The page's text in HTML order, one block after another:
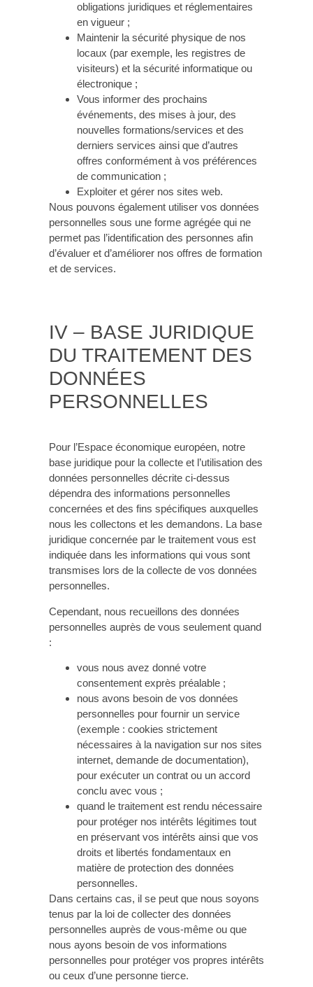
obligations juridiques et réglementaires
en vigueur ;
Maintenir la sécurité physique de nos
locaux (par exemple, les registres de
visiteurs) et la sécurité informatique ou
électronique ;
Vous informer des prochains
événements, des mises à jour, des
nouvelles formations/services et des
derniers services ainsi que d’autres
offres conformément à vos préférences
de communication ;
Exploiter et gérer nos sites web.
Nous pouvons également utiliser vos données
personnelles sous une forme agrégée qui ne
permet pas l’identification des personnes afin
d’évaluer et d’améliorer nos offres de formation
et de services.
IV – BASE JURIDIQUE
DU TRAITEMENT DES
DONNÉES
PERSONNELLES
Pour l’Espace économique européen, notre
base juridique pour la collecte et l’utilisation des
données personnelles décrite ci-dessus
dépendra des informations personnelles
concernées et des fins spécifiques auxquelles
nous les collectons et les demandons. La base
juridique concernée par le traitement vous est
indiquée dans les informations qui vous sont
transmises lors de la collecte de vos données
personnelles.
Cependant, nous recueillons des données
personnelles auprès de vous seulement quand
:
vous nous avez donné votre
consentement exprès préalable ;
nous avons besoin de vos données
personnelles pour fournir un service
(exemple : cookies strictement
nécessaires à la navigation sur nos sites
internet, demande de documentation),
pour exécuter un contrat ou un accord
conclu avec vous ;
quand le traitement est rendu nécessaire
pour protéger nos intérêts légitimes tout
en préservant vos intérêts ainsi que vos
droits et libertés fondamentaux en
matière de protection des données
personnelles.
Dans certains cas, il se peut que nous soyons
tenus par la loi de collecter des données
personnelles auprès de vous-même ou que
nous ayons besoin de vos informations
personnelles pour protéger vos propres intérêts
ou ceux d’une personne tierce.